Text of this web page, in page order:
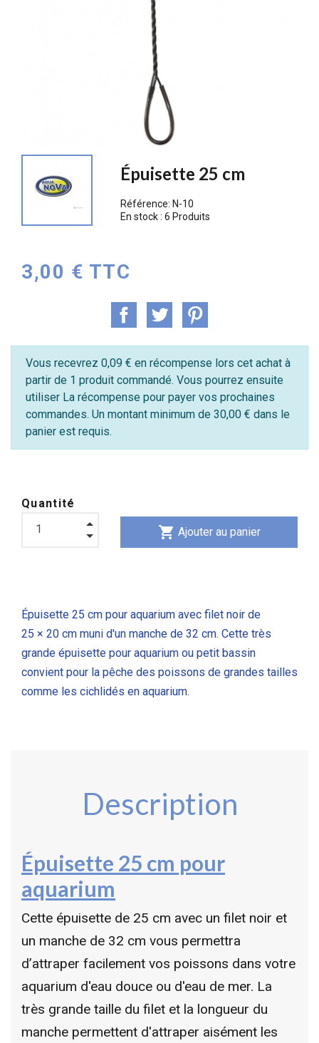
Épuisette 25 cm
Référence: N-10
En stock :6 Produits
3,00 € TTC
Vous recevrez 0,09 € en récompense lors cet achat à
partir de 1 produit commandé. Vous pourrez ensuite
utiliser La récompense pour payer vos prochaines
commandes. Un montant minimum de 30,00 € dans le
panier est requis.
Quantité
shopping_cart Ajouter au panier
Épuisette 25 cm pour aquarium avec filet noir de
25 × 20 cm muni d'un manche de 32 cm. Cette très
grande épuisette pour aquarium ou petit bassin
convient pour la pêche des poissons de grandes tailles
comme les cichlidés en aquarium.
Description
Épuisette 25 cm pour
aquarium
Cette épuisette de 25 cm avec un filet noir et
un manche de 32 cm vous permettra
d’attraper facilement vos poissons dans votre
aquarium d'eau douce ou d'eau de mer. La
très grande taille du filet et la longueur du
manche permettent d'attraper aisément les